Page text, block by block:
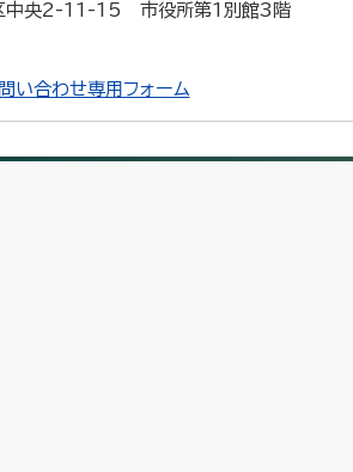
央2-11-15 市役所第1別館3階
い合わせ専用フォーム